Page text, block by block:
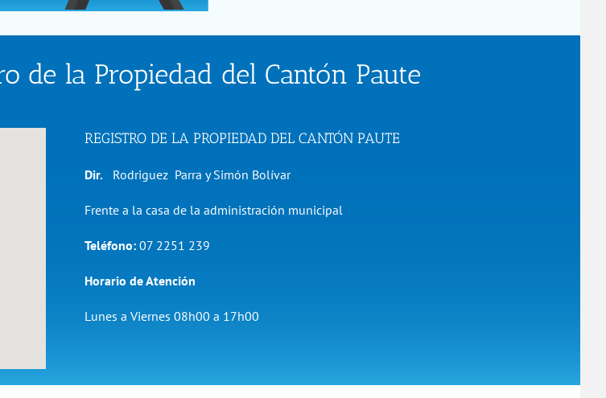
de la Propiedad del Cantón Paute
REGISTRO DE LA PROPIEDAD DEL CANTÓN PAUTE
Dir. Rodriguez Parra y Simón Bolívar
Frente a la casa de la administración municipal
Teléfono: 07 2251 239
Horario de Atención
Lunes a Viernes 08h00 a 17h00